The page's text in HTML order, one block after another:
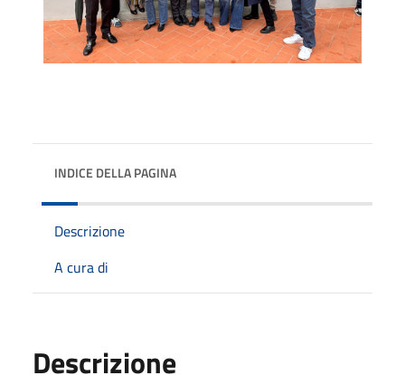
INDICE DELLA PAGINA
Descrizione
A cura di
Descrizione